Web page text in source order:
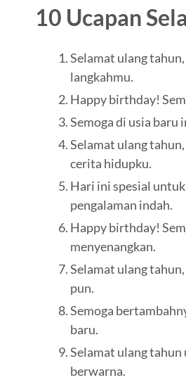
10 Ucapan
Selamat ulang
langkahmu.
Happy birthday!
Semoga di usia baru
Selamat ulang
cerita hidupku.
Hari ini spesial
pengalaman indah.
Happy birthday!
menyenangkan.
Selamat ulang
pun.
Semoga
baru.
Selamat ulang
berwarna.